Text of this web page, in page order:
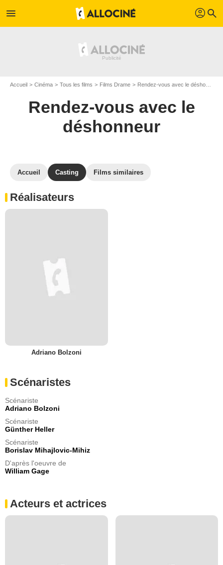
menu profil search
Accueil Cinéma Tous les films Films Drame Rendez-vous avec le déshonneur
Rendez-vous avec le
déshonneur
Accueil Casting Films similaires
Réalisateurs
Adriano Bolzoni
Scénaristes
Scénariste
Adriano Bolzoni
Scénariste
Günther Heller
Scénariste
Borislav Mihajlovic-Mihiz
D'après l'oeuvre de
William Gage
Acteurs et actrices